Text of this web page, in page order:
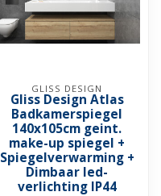
GLISS DESIGN
Gliss Design Atlas
Badkamerspiegel
140x105cm geint.
make-up spiegel +
Spiegelverwarming +
Dimbaar led-
verlichting IP44